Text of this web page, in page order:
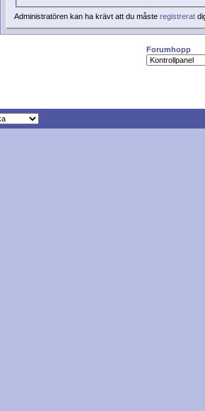
Administratören kan ha krävt att du måste registrerat
Forumhopp